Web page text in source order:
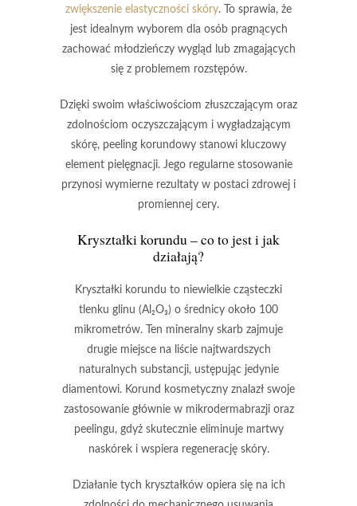
zwiększenie elastyczności skóry. To sprawia, że
jest idealnym wyborem dla osób pragnących
zachować młodzieńczy wygląd lub zmagających
się z problemem rozstępów.
Dzięki swoim właściwościom złuszczającym oraz
zdolnościom oczyszczającym i wygładzającym
skórę, peeling korundowy stanowi kluczowy
element pielęgnacji. Jego regularne stosowanie
przynosi wymierne rezultaty w postaci zdrowej i
promiennej cery.
Kryształki korundu – co to jest i jak
działają?
Kryształki korundu to niewielkie cząsteczki
tlenku glinu (Al₂O₃) o średnicy około 100
mikrometrów. Ten mineralny skarb zajmuje
drugie miejsce na liście najtwardszych
naturalnych substancji, ustępując jedynie
diamentowi. Korund kosmetyczny znalazł swoje
zastosowanie głównie w mikrodermabrazji oraz
peelingu, gdyż skutecznie eliminuje martwy
naskórek i wspiera regenerację skóry.
Działanie tych kryształków opiera się na ich